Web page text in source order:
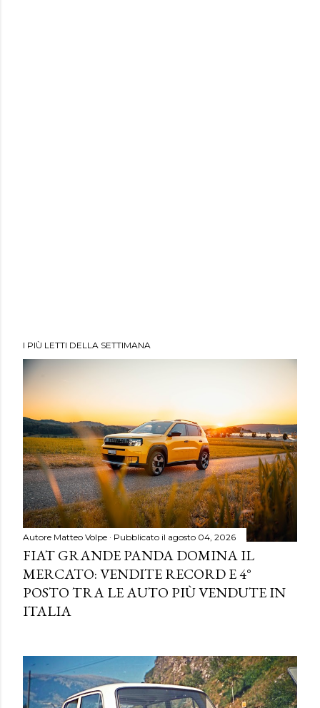
I PIÙ LETTI DELLA SETTIMANA
Autore Matteo Volpe Pubblicato il agosto 04, 2026
FIAT GRANDE PANDA DOMINA IL
MERCATO: VENDITE RECORD E 4°
POSTO TRA LE AUTO PIÙ VENDUTE IN
ITALIA